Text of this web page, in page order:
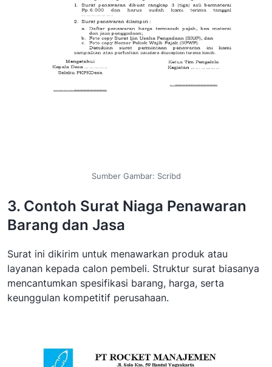
Sumber Gambar: Scribd
3. Contoh Surat Niaga Penawaran
Barang dan Jasa
Surat ini dikirim untuk menawarkan produk atau
layanan kepada calon pembeli. Struktur surat biasanya
mencantumkan spesifikasi barang, harga, serta
keunggulan kompetitif perusahaan.